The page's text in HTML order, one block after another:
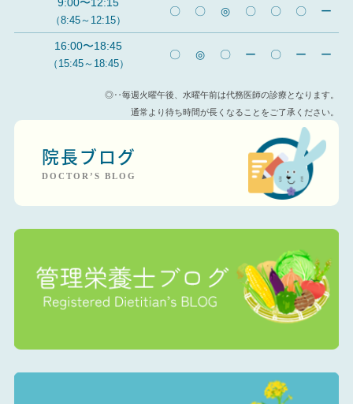
（8:45～12:15）
〇 〇 ◎ 〇 〇 〇 ー
16:00〜18:45
（15:45～18:45）
〇 ◎ 〇 ー 〇 ー ー
◎‥毎週火曜午後、水曜午前は代務医師の診療となります。
通常より待ち時間が長くなることをご了承ください。
院長ブログ
DOCTOR’S BLOG